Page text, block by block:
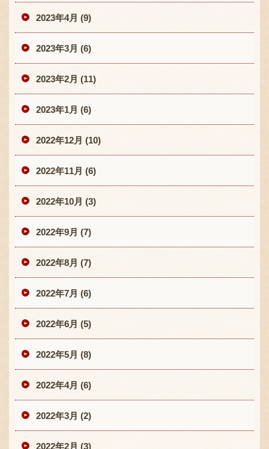
2023年4月 (9)
2023年3月 (6)
2023年2月 (11)
2023年1月 (6)
2022年12月 (10)
2022年11月 (6)
2022年10月 (3)
2022年9月 (7)
2022年8月 (7)
2022年7月 (6)
2022年6月 (5)
2022年5月 (8)
2022年4月 (6)
2022年3月 (2)
2022年2月 (3)